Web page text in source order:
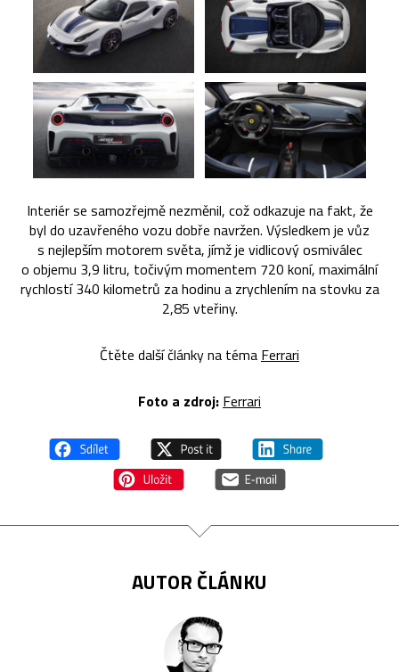
Interiér se samozřejmě nezměnil, což odkazuje na fakt, že
byl do uzavřeného vozu dobře navržen. Výsledkem je vůz
s nejlepším motorem světa, jímž je vidlicový osmiválec
o objemu 3,9 litru, točivým momentem 720 koní, maximální
rychlostí 340 kilometrů za hodinu a zrychlením na stovku za
2,85 vteřiny.
Čtěte další články na téma Ferrari
Foto a zdroj: Ferrari
AUTOR ČLÁNKU